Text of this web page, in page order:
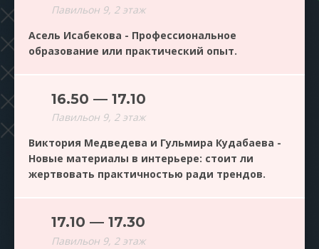
Павильон 9, 2 этаж
Асель Исабекова - Профессиональное
образование или практический опыт.
16.50 — 17.10
Павильон 9, 2 этаж
Виктория Медведева и Гульмира Кудабаева -
Новые материалы в интерьере: стоит ли
жертвовать практичностью ради трендов.
17.10 — 17.30
Павильон 9, 2 этаж